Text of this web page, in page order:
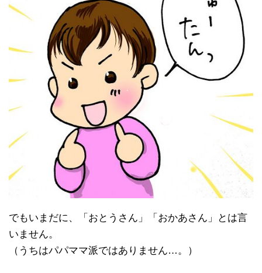
でもいまだに、「おとうさん」「おかあさん」とは言
いません。
（うちはパパママ派ではありません…。）